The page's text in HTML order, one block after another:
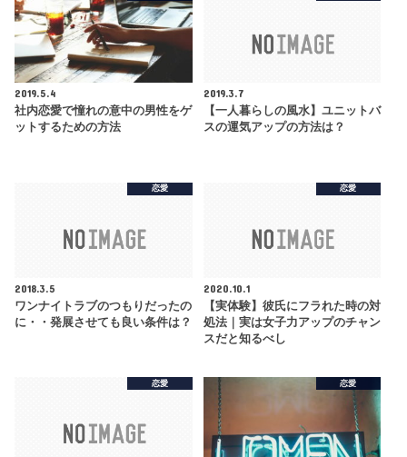
2019.5.4
社内恋愛で憧れの意中の男性をゲ
ットするための方法
2019.3.7
【一人暮らしの風水】ユニットバ
スの運気アップの方法は？
恋愛
2018.3.5
ワンナイトラブのつもりだったの
に・・発展させても良い条件は？
恋愛
2020.10.1
【実体験】彼氏にフラれた時の対
処法｜実は女子力アップのチャン
スだと知るべし
恋愛 恋愛